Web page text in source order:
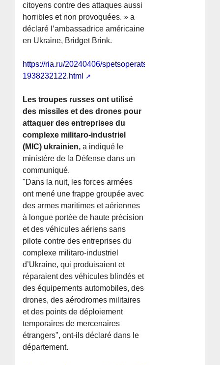
citoyens contre des attaques aussi
horribles et non provoquées. » a
déclaré l’ambassadrice américaine
en Ukraine, Bridget Brink.
https://ria.ru/20240406/spetsoperatsiya-
1938232122.html
Les troupes russes ont utilisé
des missiles et des drones pour
attaquer des entreprises du
complexe militaro-industriel
(MIC) ukrainien, a indiqué le
ministère de la Défense dans un
communiqué.
"Dans la nuit, les forces armées
ont mené une frappe groupée avec
des armes maritimes et aériennes
à longue portée de haute précision
et des véhicules aériens sans
pilote contre des entreprises du
complexe militaro-industriel
d’Ukraine, qui produisaient et
réparaient des véhicules blindés et
des équipements automobiles, des
drones, des aérodromes militaires
et des points de déploiement
temporaires de mercenaires
étrangers", ont-ils déclaré dans le
département.